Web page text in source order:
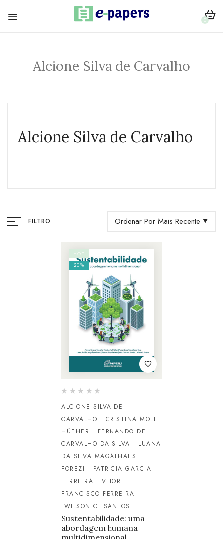
0
Alcione Silva de Carvalho
Alcione Silva de Carvalho
FILTRO Ordenar Por Mais Recente
HOT
20%
ALCIONE SILVA DE
CARVALHO
CRISTINA MOLL
HÜTHER
FERNANDO DE
CARVALHO DA SILVA
LUANA
DA SILVA MAGALHÃES
FOREZI
PATRICIA GARCIA
FERREIRA
VITOR
FRANCISCO FERREIRA
WILSON C. SANTOS
Sustentabilidade: uma
abordagem humana
multidimensional